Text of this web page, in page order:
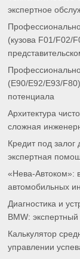
экспертное
(кузова F01/F02/
(E90/E92/E93/
потенциала
Архитектура
сложная
Кредит под залог
экспертная
«Нева-Автоком»:
автомобильных
Диагностика и
BMW:
Калькулятор
управлении